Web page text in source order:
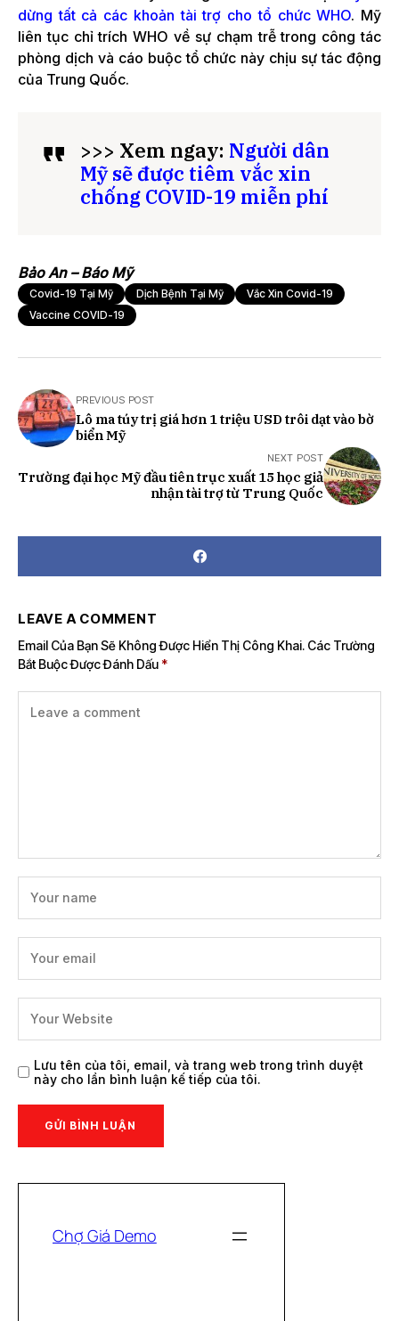
dừng tất cả các khoản tài trợ cho tổ chức WHO. Mỹ
liên tục chỉ trích WHO về sự chạm trễ trong công tác
phòng dịch và cáo buộc tổ chức này chịu sự tác động
của Trung Quốc.
>>> Xem ngay: Người dân
Mỹ sẽ được tiêm vắc xin
chống COVID-19 miễn phí
Bảo An – Báo Mỹ
Covid-19 Tại Mỹ Dịch Bệnh Tại Mỹ
Vắc Xin Covid-19
Vaccine COVID-19
PREVIOUS POST
Lô ma túy trị giá hơn 1 triệu USD trôi dạt vào bờ
biển Mỹ
NEXT POST
Trường đại học Mỹ đầu tiên trục xuất 15 học giả
nhận tài trợ từ Trung Quốc
LEAVE A COMMENT
Email Của Bạn Sẽ Không Được Hiển Thị Công Khai. Các Trường
Bắt Buộc Được Đánh Dấu *
Lưu tên của tôi, email, và trang web trong trình duyệt
này cho lần bình luận kế tiếp của tôi.